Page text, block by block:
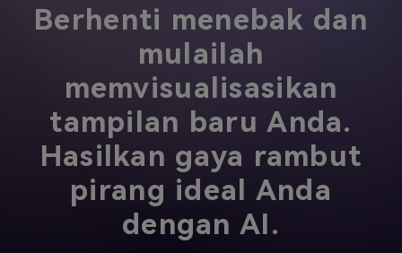
Berhenti menebak dan
mulailah
memvisualisasikan
tampilan baru Anda.
Hasilkan gaya rambut
pirang ideal Anda
dengan AI.